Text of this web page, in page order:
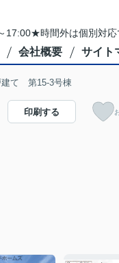
17:00★時間外は個別対
会社概要 サイト
建て 第15-3号棟
印刷する